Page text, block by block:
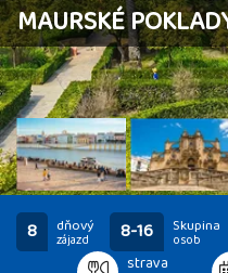
MAURSKÉ
13
fotografií
8 dňový
zájazd 8-16 Skupina
osob
strava